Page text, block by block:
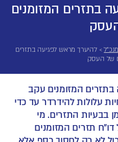
בתזרים המזומנים
>להיערך מראש לפגיעה בתזרים
של העסק
המזומנים עקב
עלולות להידרדר עד כדי
בבעיות התזרים. מי
תזרים המזומנים